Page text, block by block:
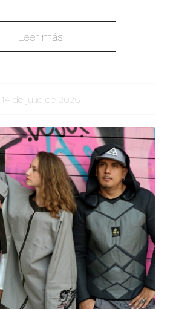
Leer más
14 de julio de 2026